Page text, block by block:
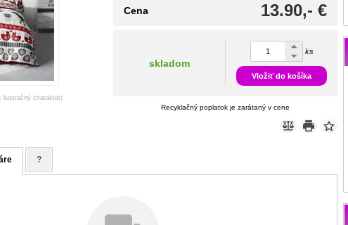
ilustračný charakter)
13.90,- €
Cena
skladom
ks
Vložiť do košíka
Recyklačný poplatok je zarátaný v cene
?